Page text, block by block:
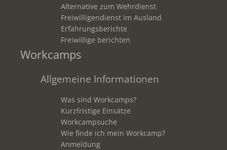
Alternative zum Wehrdienst
Freiwilligendienst im Ausland
Erfahrungsberichte
Freiwillige berichten
Workcamps
Allgemeine Informationen
Was sind Workcamps?
Kurzfristige Einsätze
Workcampsuche
Wie finde ich mein Workcamp?
Anmeldung